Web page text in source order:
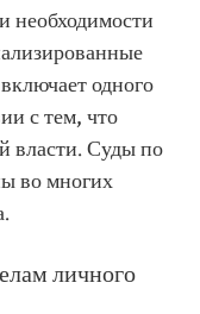
необходимости
одного
с тем, что
власти. Суды по
во многих
личного